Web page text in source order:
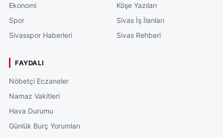
Ekonomi
Spor
Sivasspor Haberleri
Köşe Yazıları
Sivas İş İlanları
Sivas Rehberi
FAYDALI
Nöbetçi Eczaneler
Namaz Vakitleri
Hava Durumu
Günlük Burç Yorumları